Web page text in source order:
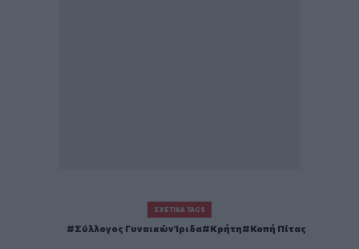
ΣΧΕΤΙΚΆ TAGS
Σύλλογος Γυναικών Ίριδα Κρήτη Κοπή Πίτας